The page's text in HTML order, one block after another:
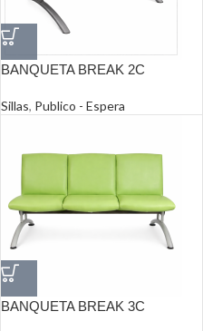
BANQUETA BREAK 2C
Sillas, Publico - Espera
BANQUETA BREAK 3C